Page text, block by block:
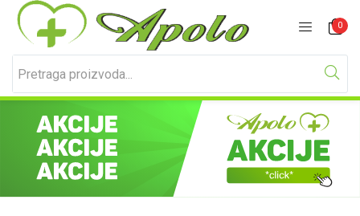
0
Prijavite se Registracija
Unesite svoje korisničko ime i lozinku za prijavu.